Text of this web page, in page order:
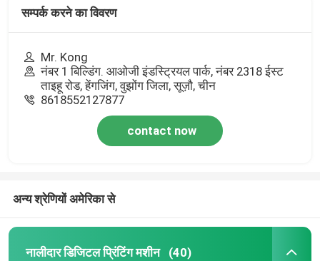
सम्पर्क करने का विवरण
Mr. Kong
नंबर 1 बिल्डिंग. आओजी इंडस्ट्रियल पार्क, नंबर 2318 ईस्ट
ताइहू रोड, हेंगजिंग, वुझोंग जिला, सूज़ौ, चीन
8618552127877
contact now
अन्य श्रेणियों अमेरिका से
नालीदार डिजिटल प्रिंटिंग मशीन (40)